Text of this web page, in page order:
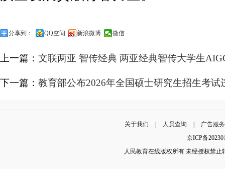
分享到： QQ空间 新浪微博 微信
上一篇： 文联两亚 智传经典 两亚经典智传大学生
下一篇： 教育部公布2026年全国硕士研究生招生考试
关于我们 | 人员查询 |
广告服
京ICP备
人民教育在线版权所有 未经授权禁